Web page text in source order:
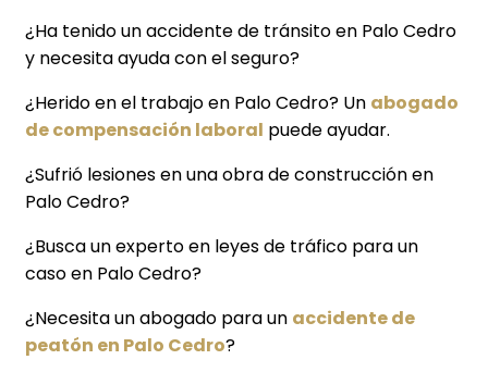
¿Ha tenido un accidente de tránsito en Palo Cedro
y necesita ayuda con el seguro?
¿Herido en el trabajo en Palo Cedro? Un abogado
de compensación laboral puede ayudar.
¿Sufrió lesiones en una obra de construcción en
Palo Cedro?
¿Busca un experto en leyes de tráfico para un
caso en Palo Cedro?
¿Necesita un abogado para un accidente de
peatón en Palo Cedro?